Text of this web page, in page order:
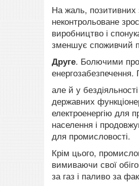
На жаль, позитивних
неконтрольоване
виробництво і
зменшує споживчий
Друге. Болючими
але й у
державних
електроенергію для
населення і
для промисловості.
Крім цього,
вимиваючи свої
за газ і паливо за